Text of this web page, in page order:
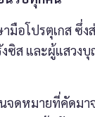
โปรตุเกส ซึ่ง
ซิส และผู้แสว
หมายที่คัดมา